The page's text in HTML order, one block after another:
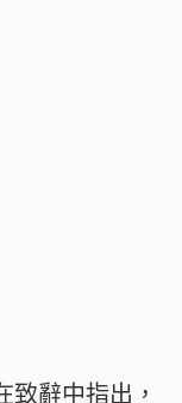
致辭中指出，